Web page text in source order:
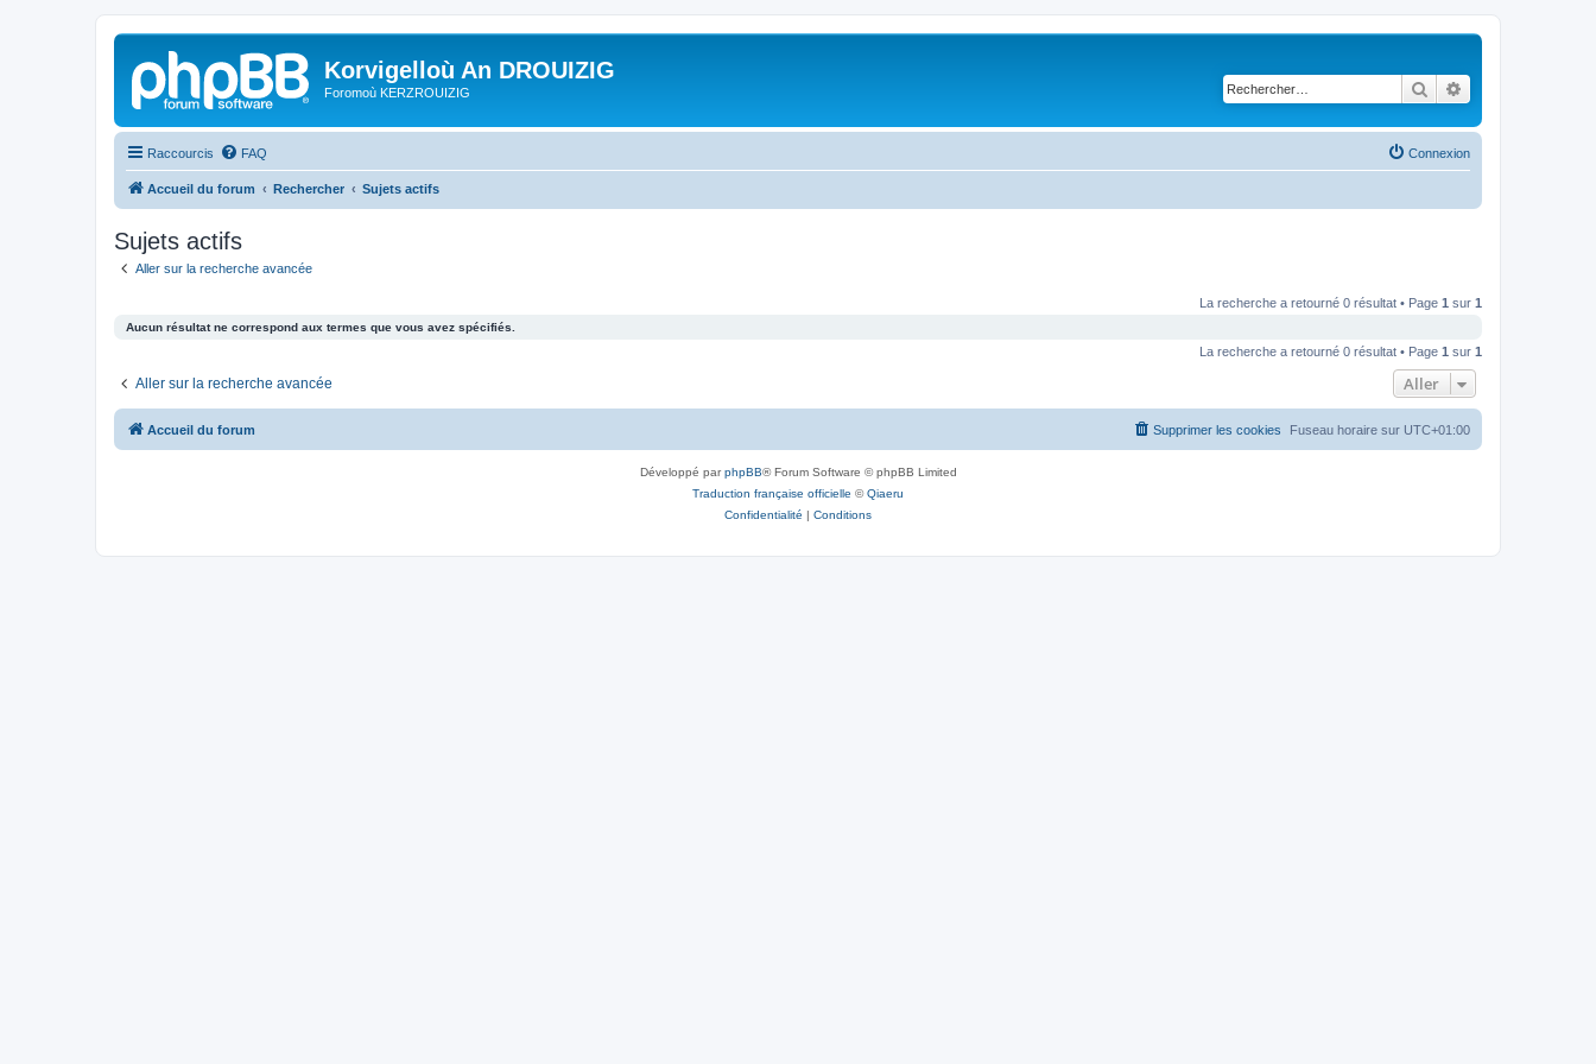
Korvigelloù An DROUIZIG
Foromoù KERZROUIZIG Rechercher
Raccourcis FAQ Connexion
Accueil du forum Rechercher Sujets actifs
Sujets actifs
Aller sur la recherche avancée
La recherche a retourné 0 résultat • Page 1 sur 1
Aucun résultat ne correspond aux termes que vous avez spécifiés.
La recherche a retourné 0 résultat • Page 1 sur 1
Aller sur la recherche avancée Aller
Accueil du forum Fuseau horaire sur UTC+01:00
Supprimer les cookies
Développé parphpBB® Forum Software © phpBB Limited
Traduction française officielle ©Qiaeru
Confidentialité | Conditions